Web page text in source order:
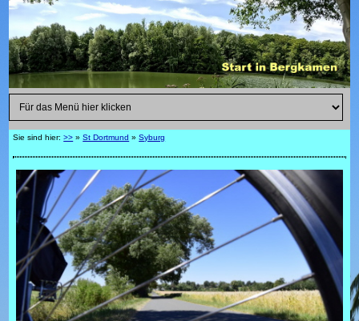
Sie sind hier:>> »St Dortmund »Syburg